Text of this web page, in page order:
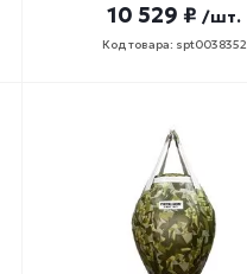
10 529 ₽ /шт.
Код товара: spt0038352